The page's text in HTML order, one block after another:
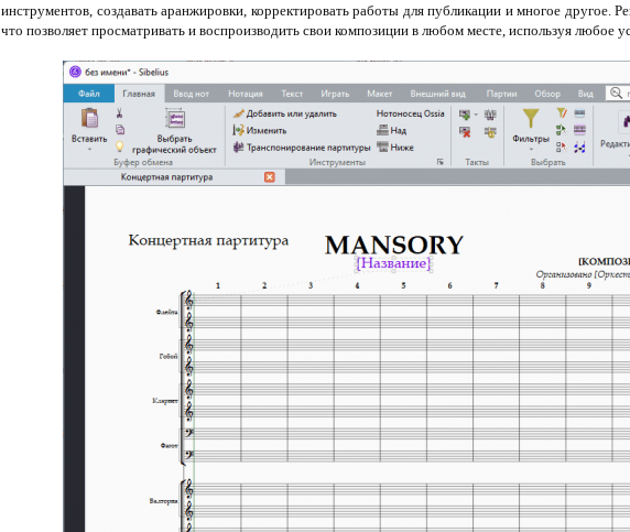
инструментов, создавать аранжировки, корректировать работы для публикации и многое другое.
что позволяет просматривать и воспроизводить свои композиции в любом месте, используя любое